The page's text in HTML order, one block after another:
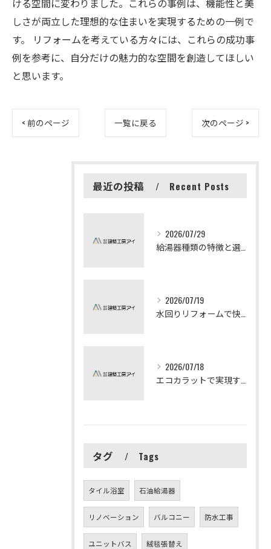
ける空間に変わりました。これらの事例は、機能性と美
しさが両立した理想的な住まいを実現するための一例で
す。 リフォームを考えている方々には、これらの成功事
例を参考に、自分だけの魅力的な空間を創造してほしい
と思います。
< 前のページ 一覧に戻る 次のページ >
最近の投稿 Recent Posts
2026/07/29
2026/07/19
2026/07/18
タグ Tags
タイル浴室 石油給湯器
リノベーション バルコニー 防水工事
ユニットバス 絨毯張替え